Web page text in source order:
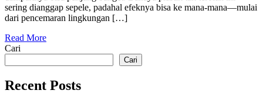
Terolah,
Bisa
Lingkungan
Kacau!
sering dianggap sepele, padahal efeknya bisa ke mana-mana—mulai
dari pencemaran lingkungan […]
Read More
Cari
Cari
Recent Posts